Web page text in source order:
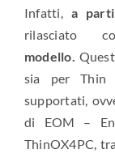
Infatti, a
rilasciato
modello.
sia per Thin
supportati,
di EOM –
ThinOX4PC,